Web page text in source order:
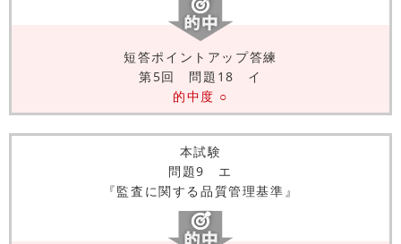
短答ポイントアップ答練
第5回 問題18 イ
的中度 ○
本試験
問題9 エ
『監査に関する品質管理基準』